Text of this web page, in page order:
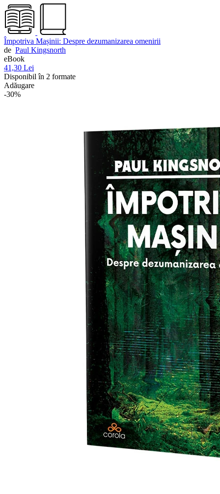
Împotriva Mașinii: Despre dezumanizarea omenirii
de Paul Kingsnorth
eBook
41,30 Lei
Disponibil în 2 formate
Adăugare
-30%